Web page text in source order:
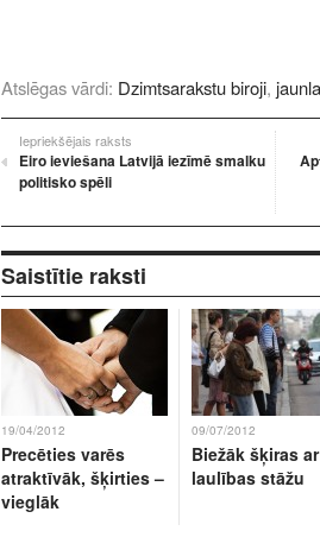
Atslēgas vārdi: Dzimtsarakstu biroji,
Iepriekšējais raksts
Eiro ieviešana Latvijā iezīmē smalku
politisko spēli
Saistītie raksti
19/04/2012
Precēties varēs
atraktīvāk, šķirties –
vieglāk
09/07/2012
Biežāk šķiras
laulības stāžu